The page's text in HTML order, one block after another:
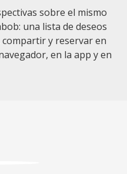
sobre el mismo
una lista de deseos
y reservar en
en la app y en